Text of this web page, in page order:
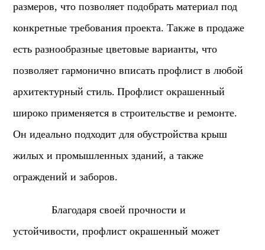
размеров, что позволяет подобрать материал под
конкретные требования проекта. Также в продаже
есть разнообразные цветовые варианты, что
позволяет гармонично вписать профлист в любой
архитектурный стиль. Профлист окрашенный
широко применяется в строительстве и ремонте.
Он идеально подходит для обустройства крыш
жилых и промышленных зданий, а также
ограждений и заборов.
Благодаря своей прочности и
устойчивости, профлист окрашенный может